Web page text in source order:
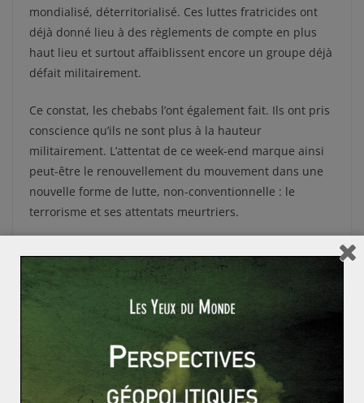
mondialisé, déterritorialisé. Ces luttes fratricides ont
déjà donné lieu à des règlements de compte en plus
haut lieu et surtout affaiblissent encore un groupe déjà
défait militairement.
Ce constat, les chebabs l’ont également fait. Ils ont pris
conscience qu’ils ne sont plus à la hauteur
militairement. L’attentat de ce week-end marque ainsi
peut-être le renouvellement du mouvement dans une
nouvelle forme de lutte, non-conventionnelle : le
terrorisme et ses attentats meurtriers.
Ronald Reagan – Biographie
L’année 1968 : entre revendications sociétales et re